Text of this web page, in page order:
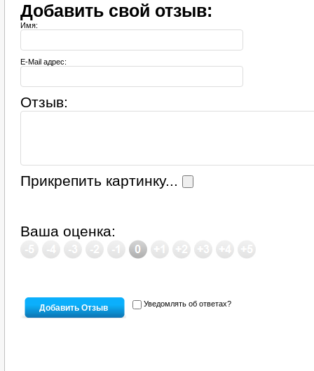
Добавить свой отзыв:
Имя:
E-Mail адрес:
Отзыв:
Прикрепить картинку...
Ваша оценка:
Уведомлять об ответах?